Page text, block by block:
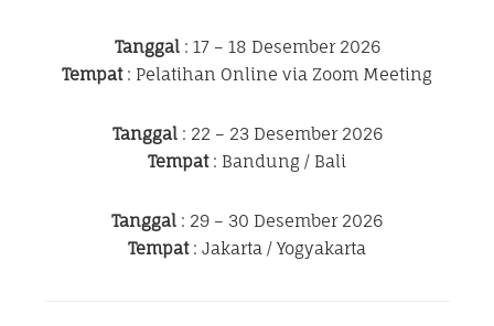
Tanggal: 17 – 18 Desember 2026
Tempat: Pelatihan Online via Zoom Meeting
Tanggal: 22 – 23 Desember 2026
Tempat: Bandung / Bali
Tanggal : 29 – 30 Desember 2026
Tempat: Jakarta / Yogyakarta